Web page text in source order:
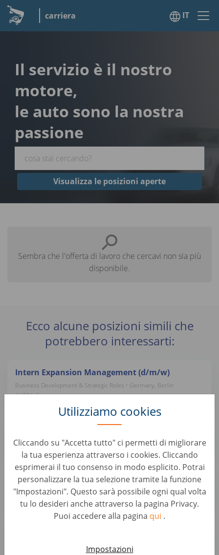
carriera IT
Utilizziamo cookies
Cliccando su "Accetta tutto" ci permetti di migliorare
la tua esperienza attraverso i cookies. Cliccando
esprimerai il tuo consenso in modo esplicito. Potrai
personalizzare la tua selezione tramite la funzione
"Impostazioni". Questo sarà possibile ogni qual volta
tu lo desideri anche attraverso la pagina Privacy.
Puoi accedere alla pagina qui .
Impostazioni
Il servizio è il nostro
motore,
le auto sono la nostra
passione
Visualizza le posizioni aperte
Sembra che l'offerta di lavoro che cercavi non sia più
disponibile.
Ecco alcune posizioni simili che
potrebbero interessarti:
Intern Expansion Management (d/m/w)
Business Development & Strategic Roles • Germany, Berlin
AUTO1 Group
Praktikum Business Development (d/m/w)
AUTO1 Group
SVP Marketing (f/m/x)
Business Development & Strategic Roles • Germany, Berlin
AUTO1 Group